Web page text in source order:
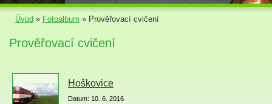
Úvod » Fotoalbum » Prověřovací cvičení
Prověřovací cvičení
Hoškovice
Datum: 10. 6. 2016